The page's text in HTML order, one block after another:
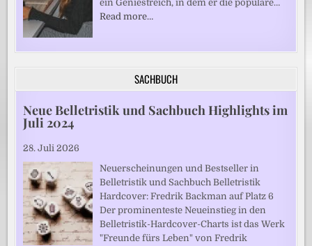
ein Geniestreich, in dem er die populäre…
Read more…
SACHBUCH
Neue Belletristik und Sachbuch Highlights im
Juli 2024
28. Juli 2026
Neuerscheinungen und Bestseller in
Belletristik und Sachbuch Belletristik
Hardcover: Fredrik Backman auf Platz 6
Der prominenteste Neueinstieg in den
Belletristik-Hardcover-Charts ist das Werk
"Freunde fürs Leben" von Fredrik